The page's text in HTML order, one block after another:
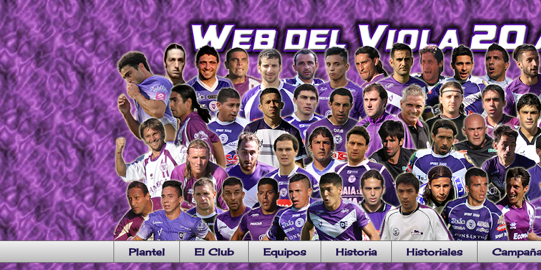
Plantel El Club Equipos Historia Historiales